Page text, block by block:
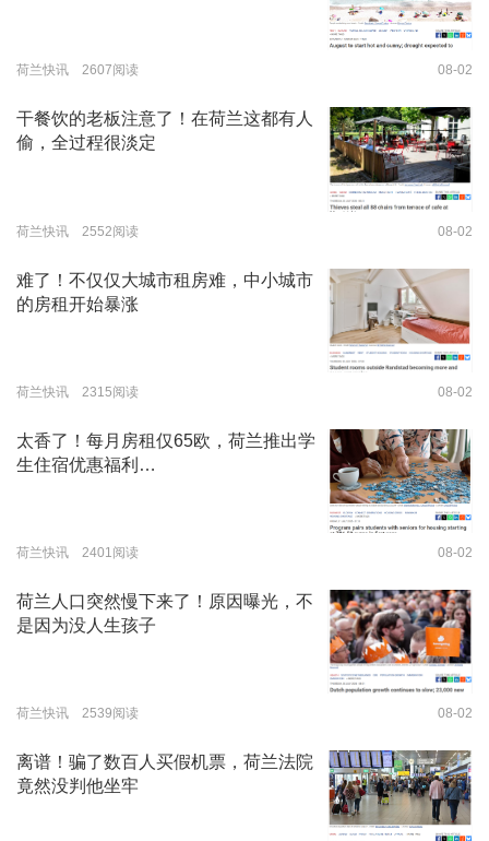
荷兰快讯 2607阅读 08-02
干餐饮的老板注意了！在荷兰这都有人
偷，全过程很淡定
荷兰快讯 2552阅读 08-02
难了！不仅仅大城市租房难，中小城市
的房租开始暴涨
荷兰快讯 2315阅读 08-02
太香了！每月房租仅65欧，荷兰推出学
生住宿优惠福利…
荷兰快讯 2401阅读 08-02
荷兰人口突然慢下来了！原因曝光，不
是因为没人生孩子
荷兰快讯 2539阅读 08-02
离谱！骗了数百人买假机票，荷兰法院
竟然没判他坐牢